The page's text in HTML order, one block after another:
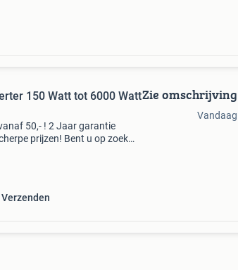
150 Watt tot 6000 Watt
50,- ! 2 Jaar garantie
prijzen! Bent u op zoek
Zie omschrijving
Vandaag